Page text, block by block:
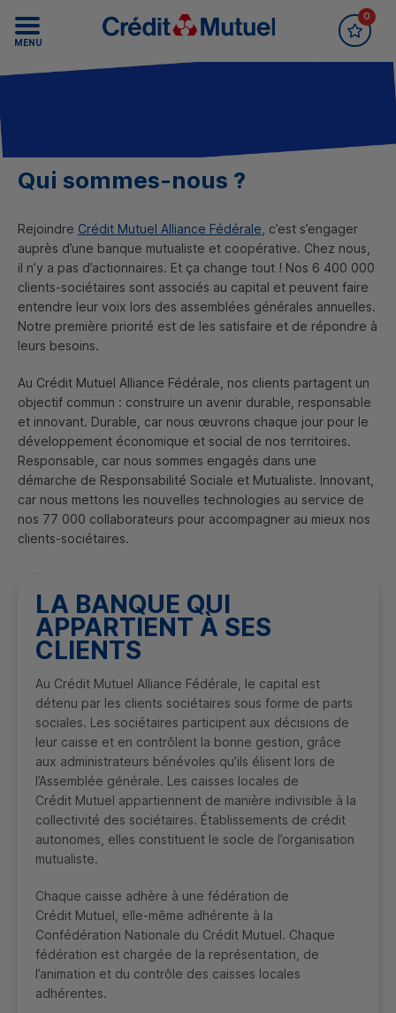
Accueil Crédit MutuelRecrutement
MENU
0
Qui sommes-nous ?
Rejoindre Crédit Mutuel Alliance Fédérale , c’est s’engager
auprès d’une banque mutualiste et coopérative. Chez nous,
il n’y a pas d’actionnaires. Et ça change tout ! Nos 6 400 000
clients-sociétaires sont associés au capital et peuvent faire
entendre leur voix lors des assemblées générales annuelles.
Notre première priorité est de les satisfaire et de répondre à
leurs besoins.
Au Crédit Mutuel Alliance Fédérale, nos clients partagent un
objectif commun : construire un avenir durable, responsable
et innovant. Durable, car nous œuvrons chaque jour pour le
développement économique et social de nos territoires.
Responsable, car nous sommes engagés dans une
démarche de Responsabilité Sociale et Mutualiste. Innovant,
car nous mettons les nouvelles technologies au service de
nos 77 000 collaborateurs pour accompagner au mieux nos
clients-sociétaires.
LA BANQUE QUI
APPARTIENT À SES
CLIENTS
Au Crédit Mutuel Alliance Fédérale, le capital est
détenu par les clients sociétaires sous forme de parts
sociales. Les sociétaires participent aux décisions de
leur caisse et en contrôlent la bonne gestion, grâce
aux administrateurs bénévoles qu’ils élisent lors de
l’Assemblée générale. Les caisses locales de
Crédit Mutuel appartiennent de manière indivisible à la
collectivité des sociétaires. Établissements de crédit
autonomes, elles constituent le socle de l’organisation
mutualiste.
Chaque caisse adhère à une fédération de
Crédit Mutuel, elle-même adhérente à la
Confédération Nationale du Crédit Mutuel. Chaque
fédération est chargée de la représentation, de
l’animation et du contrôle des caisses locales
adhérentes.